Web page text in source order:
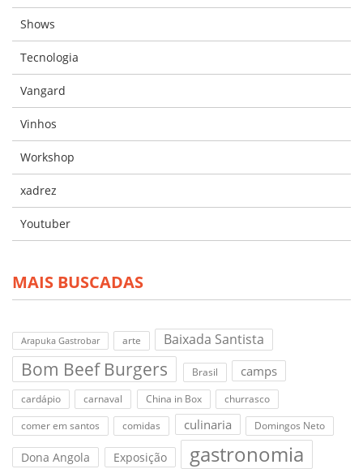
Shows
Tecnologia
Vangard
Vinhos
Workshop
xadrez
Youtuber
MAIS BUSCADAS
Arapuka Gastrobar arte Baixada Santista
Bom Beef Burgers Brasil camps
cardápio carnaval China in Box
churrasco
comer em santos
comidas culinaria Domingos Neto
Dona Angola Exposição gastronomia